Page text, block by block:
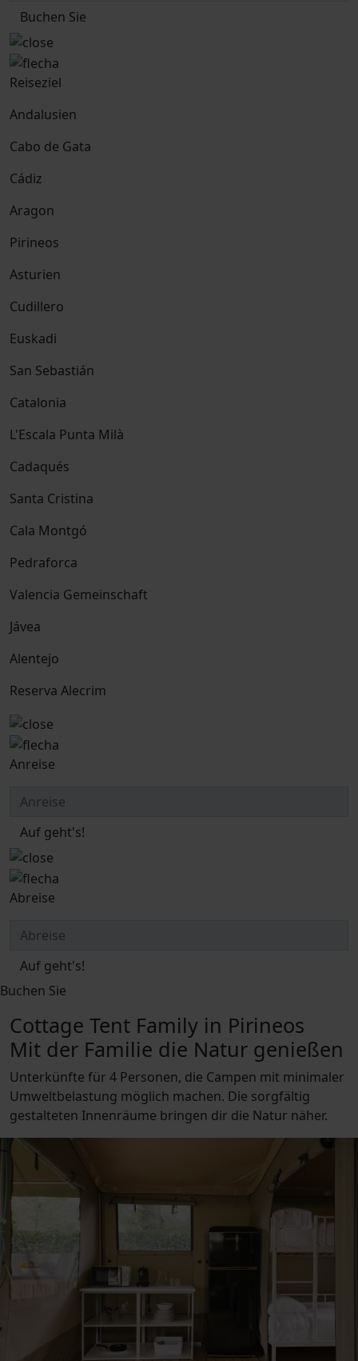
Buchen Sie
Reiseziel
Andalusien
Cabo de Gata
Cádiz
Aragon
Pirineos
Asturien
Cudillero
Euskadi
San Sebastián
Catalonia
L'Escala Punta Milà
Cadaqués
Santa Cristina
Cala Montgó
Pedraforca
Valencia Gemeinschaft
Jávea
Alentejo
Reserva Alecrim
Anreise
Auf geht's!
Abreise
Auf geht's!
Buchen Sie
Cottage Tent Family in Pirineos
Mit der Familie die Natur genießen
Unterkünfte für 4 Personen, die Campen mit minimaler
Umweltbelastung möglich machen. Die sorgfältig
gestalteten Innenräume bringen dir die Natur näher.